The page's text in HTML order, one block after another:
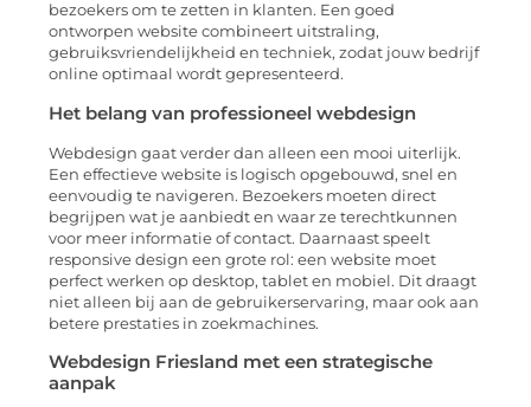
bezoekers om te zetten in klanten. Een goed
ontworpen website combineert uitstraling,
gebruiksvriendelijkheid en techniek, zodat jouw bedrijf
online optimaal wordt gepresenteerd.
Het belang van professioneel webdesign
Webdesign gaat verder dan alleen een mooi uiterlijk.
Een effectieve website is logisch opgebouwd, snel en
eenvoudig te navigeren. Bezoekers moeten direct
begrijpen wat je aanbiedt en waar ze terechtkunnen
voor meer informatie of contact. Daarnaast speelt
responsive design een grote rol: een website moet
perfect werken op desktop, tablet en mobiel. Dit draagt
niet alleen bij aan de gebruikerservaring, maar ook aan
betere prestaties in zoekmachines.
Webdesign Friesland met een strategische
aanpak